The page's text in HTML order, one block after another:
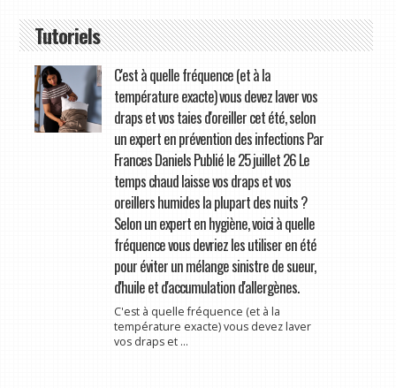
Tutoriels
C'est à quelle fréquence (et à la
température exacte) vous devez laver vos
draps et vos taies d'oreiller cet été, selon
un expert en prévention des infections Par
Frances Daniels Publié le 25 juillet 26 Le
temps chaud laisse vos draps et vos
oreillers humides la plupart des nuits ?
Selon un expert en hygiène, voici à quelle
fréquence vous devriez les utiliser en été
pour éviter un mélange sinistre de sueur,
d'huile et d'accumulation d'allergènes.
C'est à quelle fréquence (et à la
température exacte) vous devez laver
vos draps et ...